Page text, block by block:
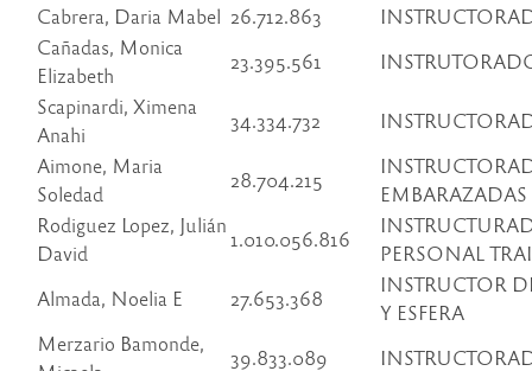
Cabrera, Daria Mabel 26.712.863
Cañadas, Monica
Elizabeth
23.395.561
Scapinardi, Ximena
Anahi
34.334.732
Aimone, Maria
Soledad
28.704.215
EMBARAZADAS
Rodiguez Lopez, Julián
David
1.010.056.816
PERSONAL
Almada, Noelia E
27.653.368
INSTRUCTOR
Y ESFERA
Merzario Bamonde,
39.833.089